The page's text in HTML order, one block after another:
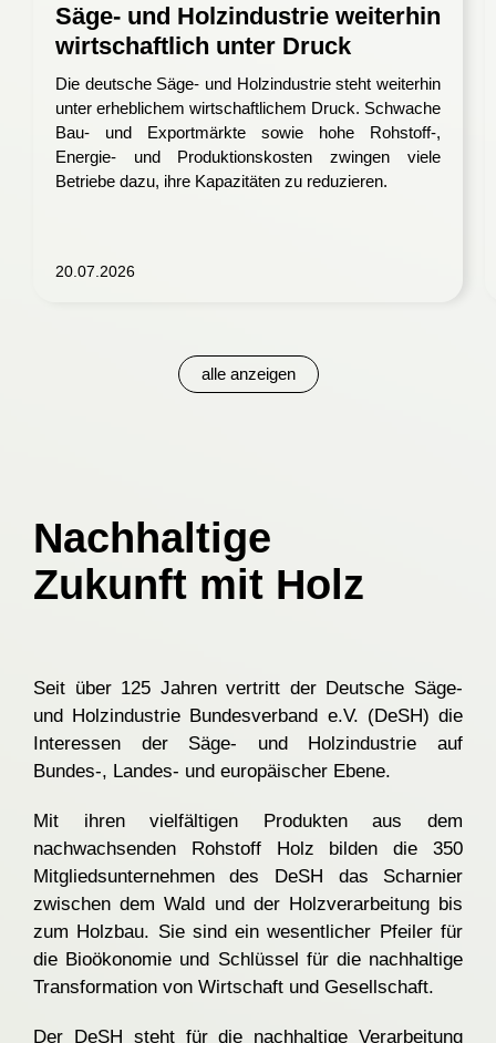
Säge- und Holzindustrie weiterhin
wirtschaftlich unter Druck
Die deutsche Säge- und Holzindustrie steht weiterhin
unter erheblichem wirtschaftlichem Druck. Schwache
Bau- und Exportmärkte sowie hohe Rohstoff-,
Energie- und Produktionskosten zwingen viele
Betriebe dazu, ihre Kapazitäten zu reduzieren.
20.07.2026
alle anzeigen
Nachhaltige
Zukunft mit Holz
Seit über 125 Jahren vertritt der Deutsche Säge-
und Holzindustrie Bundesverband e.V. (DeSH) die
Interessen der Säge- und Holzindustrie auf
Bundes-, Landes- und europäischer Ebene.
Mit ihren vielfältigen Produkten aus dem
nachwachsenden Rohstoff Holz bilden die 350
Mitgliedsunternehmen des DeSH das Scharnier
zwischen dem Wald und der Holzverarbeitung bis
zum Holzbau. Sie sind ein wesentlicher Pfeiler für
die Bioökonomie und Schlüssel für die nachhaltige
Transformation von Wirtschaft und Gesellschaft.
Der DeSH steht für die nachhaltige Verarbeitung